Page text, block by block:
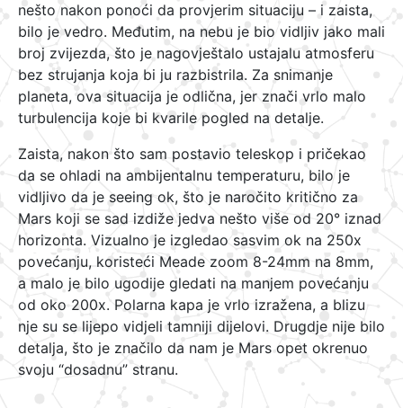
nešto nakon ponoći da provjerim situaciju – i zaista,
bilo je vedro. Međutim, na nebu je bio vidljiv jako mali
broj zvijezda, što je nagovještalo ustajalu atmosferu
bez strujanja koja bi ju razbistrila. Za snimanje
planeta, ova situacija je odlična, jer znači vrlo malo
turbulencija koje bi kvarile pogled na detalje.
Zaista, nakon što sam postavio teleskop i pričekao
da se ohladi na ambijentalnu temperaturu, bilo je
vidljivo da je seeing ok, što je naročito kritično za
Mars koji se sad izdiže jedva nešto više od 20° iznad
horizonta. Vizualno je izgledao sasvim ok na 250x
povećanju, koristeći Meade zoom 8-24mm na 8mm,
a malo je bilo ugodije gledati na manjem povećanju
od oko 200x. Polarna kapa je vrlo izražena, a blizu
nje su se lijepo vidjeli tamniji dijelovi. Drugdje nije bilo
detalja, što je značilo da nam je Mars opet okrenuo
svoju “dosadnu” stranu.